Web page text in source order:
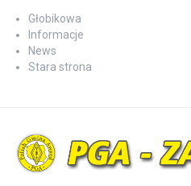
Głobikowa
Informacje
News
Stara strona